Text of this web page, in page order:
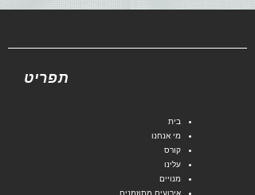
תפריט
בית
מי אנחנו
קורס
עלינו
מנויים